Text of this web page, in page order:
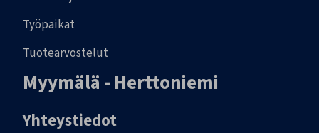
Työpaikat
Tuotearvostelut
Myymälä - Herttoniemi
Yhteystiedot